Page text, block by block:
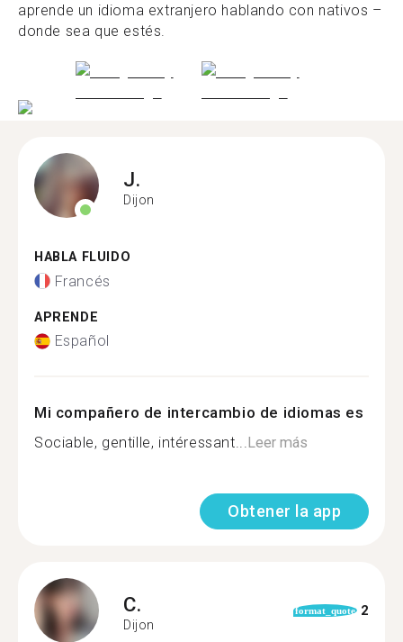
aprende un idioma extranjero hablando con nativos –
donde sea que estés.
J.
Dijon
HABLA FLUIDO
Francés
APRENDE
Español
Mi compañero de intercambio de idiomas es
Sociable, gentille, intéressant...Leer más
Obtener la app
C.
Dijon
format_quote 2